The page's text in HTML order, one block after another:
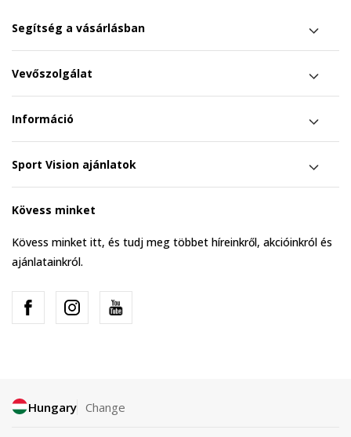
Segítség a vásárlásban
Vevőszolgálat
Információ
Sport Vision ajánlatok
Kövess minket
Kövess minket itt, és tudj meg többet híreinkről, akcióinkról és
ajánlatainkról.
Hungary Change